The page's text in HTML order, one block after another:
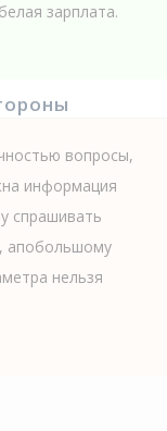
зарплата.
вопросы,
информация
спрашивать
апобольшому
нельзя